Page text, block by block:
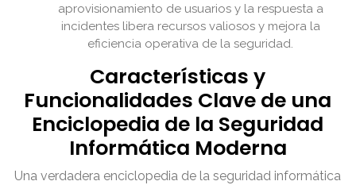
aprovisionamiento de usuarios y la respuesta a
incidentes libera recursos valiosos y mejora la
eficiencia operativa de la seguridad.
Características y
Funcionalidades Clave de una
Enciclopedia de la Seguridad
Informática Moderna
Una verdadera enciclopedia de la seguridad informática